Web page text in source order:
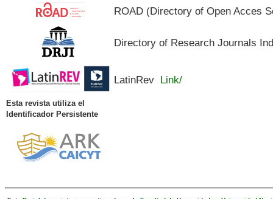
ROAD (Directory of Open Acces
Directory of Research Journals
LatinRev Link/
Esta revista utiliza el
Identificador Persistente